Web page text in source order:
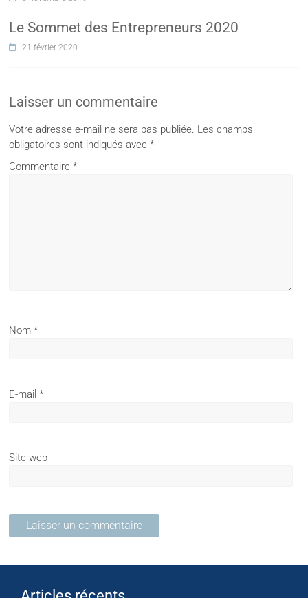
Le Sommet des Entrepreneurs 2020
21 février 2020
Laisser un commentaire
Votre adresse e-mail ne sera pas publiée. Les champs
obligatoires sont indiqués avec*
Commentaire*
Nom*
E-mail*
Site web